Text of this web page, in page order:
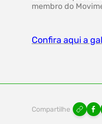
membro do
Confira aqui a
Compartilhe